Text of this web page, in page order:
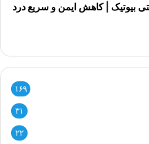
بیوتیک | کاهش ایمن و سریع درد
۱۶۹
۳۱
۲۲